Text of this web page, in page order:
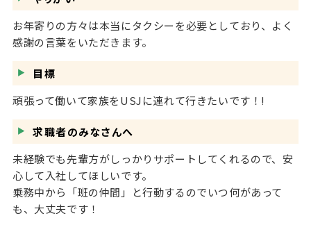
お年寄りの方々は本当にタクシーを必要としており、よく
感謝の言葉をいただきます。
目標
頑張って働いて家族をUSJに連れて行きたいです！!
求職者のみなさんへ
未経験でも先輩方がしっかりサポートしてくれるので、安
心して入社してほしいです。
乗務中から「班の仲間」と行動するのでいつ何があって
も、大丈夫です！